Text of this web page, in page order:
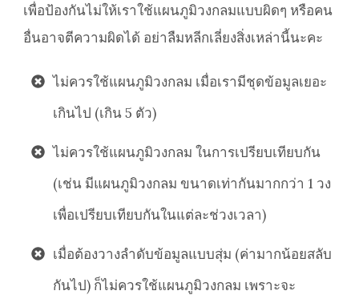
เพื่อป้องกันไม่ให้เราใช้แผนภูมิวงกลมแบบผิดๆ หรือคน
อื่นอาจตีความผิดได้ อย่าลืมหลีกเลี่ยงสิ่งเหล่านี้นะคะ
ไม่ควรใช้แผนภูมิวงกลม เมื่อเรามีชุดข้อมูลเยอะ
เกินไป (เกิน 5 ตัว)
ไม่ควรใช้แผนภูมิวงกลม ในการเปรียบเทียบกัน
(เช่น มีแผนภูมิวงกลม ขนาดเท่ากันมากกว่า 1 วง
เพื่อเปรียบเทียบกันในแต่ละช่วงเวลา)
เมื่อต้องวางลำดับข้อมูลแบบสุ่ม (ค่ามากน้อยสลับ
กันไป) ก็ไม่ควรใช้แผนภูมิวงกลม เพราะจะ